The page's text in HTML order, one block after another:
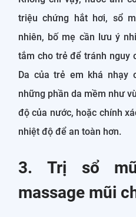
triệu chứng hắt hơi, sổ
nhiên, bố mẹ cần lưu ý
tắm cho trẻ để tránh nguy
Da của trẻ em khá nhạy
những phần da mềm như
độ của nước, hoặc chính
nhiệt độ để an toàn hơn.
3. Trị sổ
massage mũi